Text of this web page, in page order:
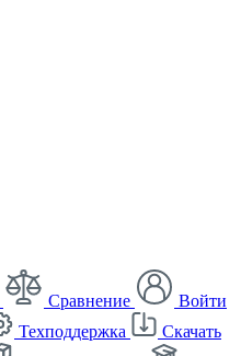
Сравнение
Войти
Техподдержка
Скачать